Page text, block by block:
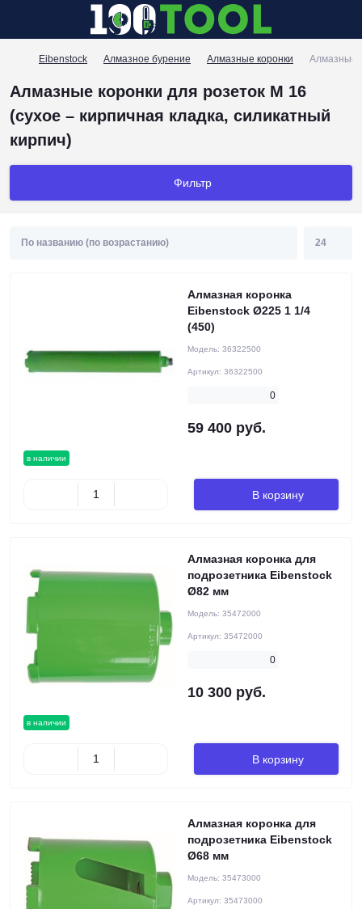
Eibenstock Алмазное бурение Алмазные коронки Алмазные
Алмазные коронки для розеток М 16
(сухое – кирпичная кладка, силикатный
кирпич)
Фильтр
в наличии
Алмазная коронка
Eibenstock Ø225 1 1/4
(450)
Модель: 36322500
Артикул: 36322500
0
59 400 руб.
В корзину
в наличии
Алмазная коронка для
подрозетника Eibenstock
Ø82 мм
Модель: 35472000
Артикул: 35472000
0
10 300 руб.
В корзину
Алмазная коронка для
подрозетника Eibenstock
Ø68 мм
Модель: 35473000
Артикул: 35473000